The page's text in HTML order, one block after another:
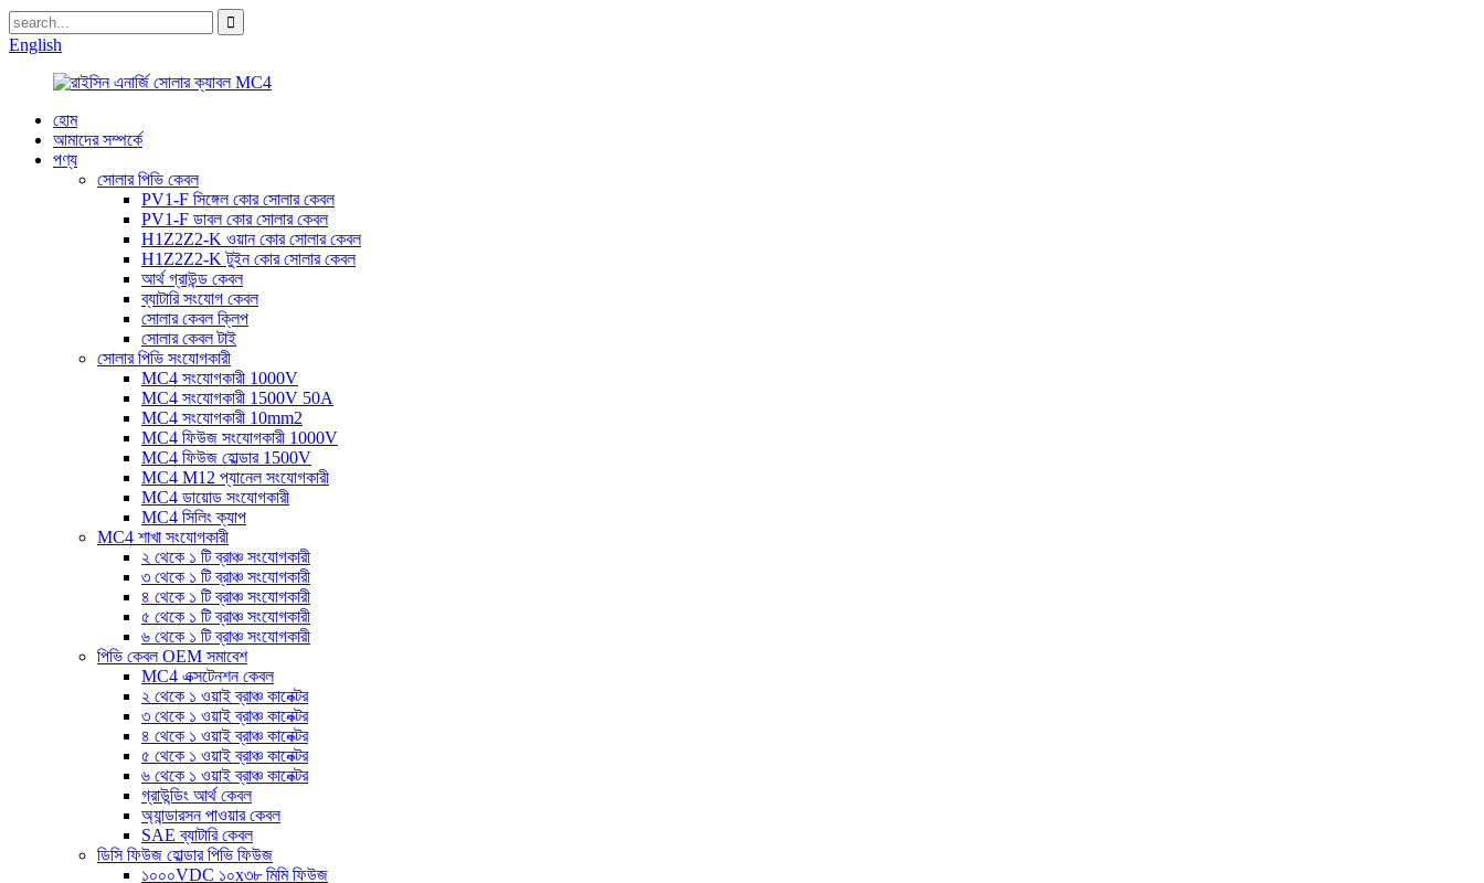
English
হোম
আমাদের সম্পর্কে
পণ্য
সোলার পিভি কেবল
PV1-F সিঙ্গেল কোর সোলার কেবল
PV1-F ডাবল কোর সোলার কেবল
H1Z2Z2-K ওয়ান কোর সোলার কেবল
H1Z2Z2-K টুইন কোর সোলার কেবল
আর্থ গ্রাউন্ড কেবল
ব্যাটারি সংযোগ কেবল
সোলার কেবল ক্লিপ
সোলার কেবল টাই
সোলার পিভি সংযোগকারী
MC4 সংযোগকারী 1000V
MC4 সংযোগকারী 1500V 50A
MC4 সংযোগকারী 10mm2
MC4 ফিউজ সংযোগকারী 1000V
MC4 ফিউজ হোল্ডার 1500V
MC4 M12 প্যানেল সংযোগকারী
MC4 ডায়োড সংযোগকারী
MC4 সিলিং ক্যাপ
MC4 শাখা সংযোগকারী
২ থেকে ১ টি ব্রাঞ্চ সংযোগকারী
৩ থেকে ১ টি ব্রাঞ্চ সংযোগকারী
৪ থেকে ১ টি ব্রাঞ্চ সংযোগকারী
৫ থেকে ১ টি ব্রাঞ্চ সংযোগকারী
৬ থেকে ১ টি ব্রাঞ্চ সংযোগকারী
পিভি কেবল OEM সমাবেশ
MC4 এক্সটেনশন কেবল
২ থেকে ১ ওয়াই ব্রাঞ্চ কানেক্টর
৩ থেকে ১ ওয়াই ব্রাঞ্চ কানেক্টর
৪ থেকে ১ ওয়াই ব্রাঞ্চ কানেক্টর
৫ থেকে ১ ওয়াই ব্রাঞ্চ কানেক্টর
৬ থেকে ১ ওয়াই ব্রাঞ্চ কানেক্টর
গ্রাউন্ডিং আর্থ কেবল
অ্যান্ডারসন পাওয়ার কেবল
SAE ব্যাটারি কেবল
ডিসি ফিউজ হোল্ডার পিভি ফিউজ
১০০০VDC ১০x৩৮ মিমি ফিউজ